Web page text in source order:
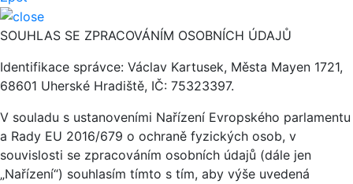
SOUHLAS SE ZPRACOVÁNÍM OSOBNÍCH ÚDAJŮ
Identifikace správce: Václav Kartusek, Města Mayen 1721,
68601 Uherské Hradiště, IČ: 75323397.
V souladu s ustanoveními Nařízení Evropského parlamentu
a Rady EU 2016/679 o ochraně fyzických osob, v
souvislosti se zpracováním osobních údajů (dále jen
„Nařízení“) souhlasím tímto s tím, aby výše uvedená